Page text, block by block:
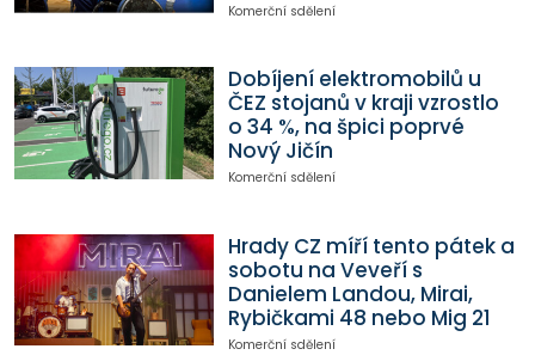
Komerční sdělení
Dobíjení elektromobilů u
ČEZ stojanů v kraji vzrostlo
o 34 %, na špici poprvé
Nový Jičín
Komerční sdělení
Hrady CZ míří tento pátek a
sobotu na Veveří s
Danielem Landou, Mirai,
Rybičkami 48 nebo Mig 21
Komerční sdělení